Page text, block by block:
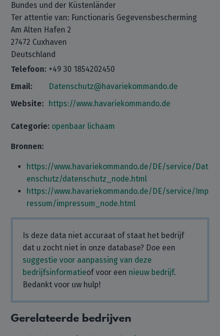
Bundes und der Küstenländer
Ter attentie van: Functionaris Gegevensbescherming
Am Alten Hafen 2
27472 Cuxhaven
Deutschland
Telefoon: +49 30 1854202450
Email:
Datenschutz@havariekommando.de
Website: https://www.havariekommando.de
Categorie: openbaar lichaam
Bronnen:
https://www.havariekommando.de/DE/service/Dat
enschutz/datenschutz_node.html
https://www.havariekommando.de/DE/service/Imp
ressum/impressum_node.html
Is deze data niet accuraat of staat het bedrijf
dat u zocht niet in onze database? Doe een
suggestie voor aanpassing van deze
bedrijfsinformatieof voor een nieuw bedrijf.
Bedankt voor uw hulp!
Gerelateerde bedrijven